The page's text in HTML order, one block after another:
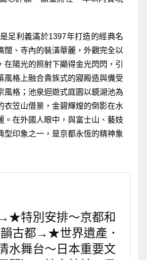
是足利義滿於1397年打造的經典名
闊、寺內的裝潢華麗，外觀完全以
在陽光的照射下顯得金光閃閃，引
風格上融合貴族式的寢殿造與備受
風格；池泉迴遊式庭園以鏡湖池為
衣笠山借景，金碧輝煌的倒影在水
。在外國人眼中，與富士山、藝妓
型印象之一，是京都永恆的精神象
特別安排～京都和
古都→★世界遺產．
水舞台～日本重要文